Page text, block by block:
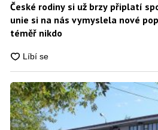
České rodiny si už brzy připlatí
unie si na nás vymyslela nové
téměř nikdo